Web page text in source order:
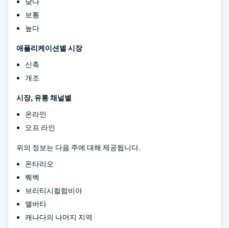
보통
높다
애플리케이션별 시장
신축
개조
시장, 유통 채널별
온라인
오프 라인
위의 정보는 다음 주에 대해 제공됩니다.
온타리오
퀘벡
브리티시컬럼비아
앨버타
캐나다의 나머지 지역